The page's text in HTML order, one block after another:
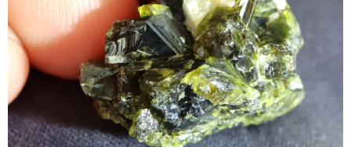
ČLÁNKY
NALEZIŠTĚ
NÁŠ PŘÍBĚH